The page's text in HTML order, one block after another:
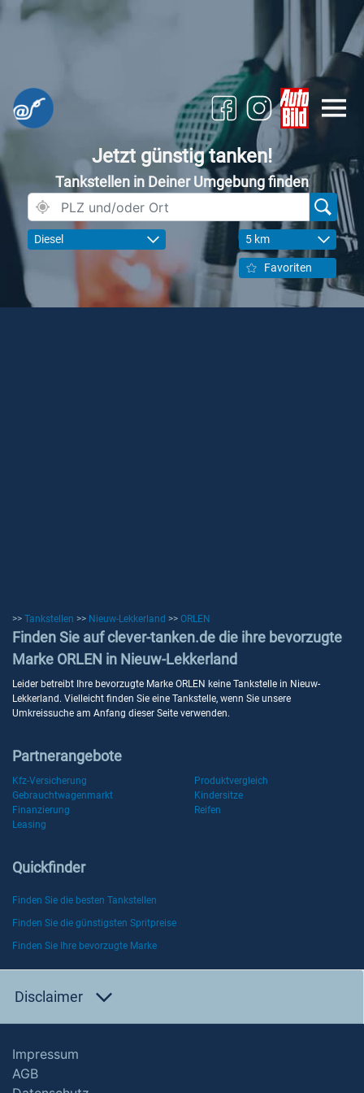
Jetzt günstig tanken!
Tankstellen in Deiner Umgebung finden
Diesel 5 km
Favoriten
>> Tankstellen >> Nieuw-Lekkerland >> ORLEN
Finden Sie auf clever-tanken.de die ihre bevorzugte
Marke ORLEN in Nieuw-Lekkerland
Leider betreibt Ihre bevorzugte Marke ORLEN keine Tankstelle in Nieuw-
Lekkerland. Vielleicht finden Sie eine Tankstelle, wenn Sie unsere
Umkreissuche am Anfang dieser Seite verwenden.
Partnerangebote
Kfz-Versicherung
Produktvergleich
Gebrauchtwagenmarkt
Kindersitze
Finanzierung
Reifen
Leasing
Quickfinder
Finden Sie die besten Tankstellen
Finden Sie die günstigsten Spritpreise
Finden Sie Ihre bevorzugte Marke
Disclaimer
Impressum
AGB